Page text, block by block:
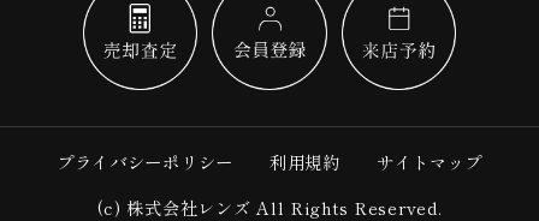
プライバシーポリシー 利用規約
サイトマップ
(c) 株式会社レンズ All Rights Reserved.